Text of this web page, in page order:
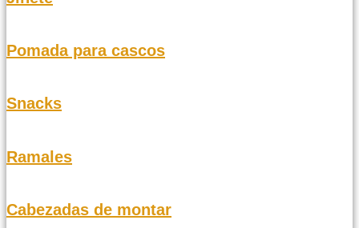
Pomada para cascos
Snacks
Ramales
Cabezadas de montar